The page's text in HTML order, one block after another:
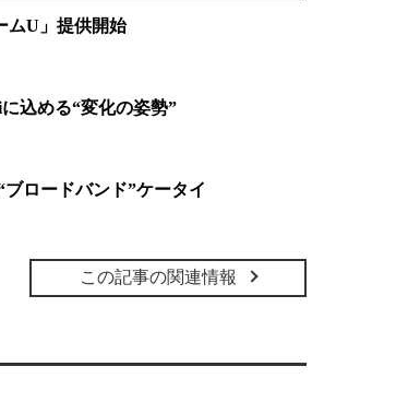
ムU」提供開始
込める“変化の姿勢”
ロードバンド”ケータイ
この記事の関連情報